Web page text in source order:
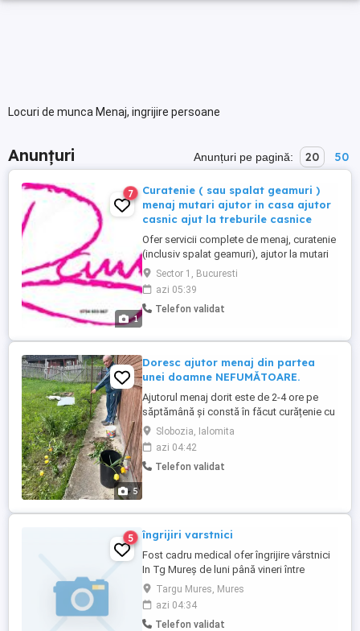
Locuri de munca Menaj, ingrijire persoane
Anunțuri Anunțuri pe pagină: 20 50
1
7
Curatenie ( sau spalat geamuri )
menaj mutari ajutor in casa ajutor
casnic ajut la treburile casnice
Ofer servicii complete de menaj, curatenie
(inclusiv spalat geamuri), ajutor la mutari
si diverse sarcini casnice în Bucuresti-Ilfov
Ofer sprijin la aranjarea hainelor, spalat
vase, dus gunoiul si alte treburi
gospodaresti, fiind disponibil pentru
oferite:Curatenie ...
Sector 1, Bucuresti
azi 05:39
Telefon validat
5
Doresc ajutor menaj din partea
unei doamne NEFUMĂTOARE.
Ajutorul menaj dorit este de 2-4 ore pe
săptămână și constă în făcut curățenie cu
aspiratorul, călcat lenjeria, spălat
geamurile (interior și exterior), spălat
gresia și faianța, șters parchetul de praf,
șters mobila de praf. Plata pentru munca
Slobozia, Ialomita
azi 04:42
Telefon validat
5 îngrijiri varstnici
Fost cadru medical ofer îngrijire vârstnici
In Tg Mureș de luni până vineri între
orele7-13 cu menaj ,administrat
medicamente spălat calcat și cumpărături
Nr de tel
Targu Mures, Mures
azi 04:34
Telefon validat